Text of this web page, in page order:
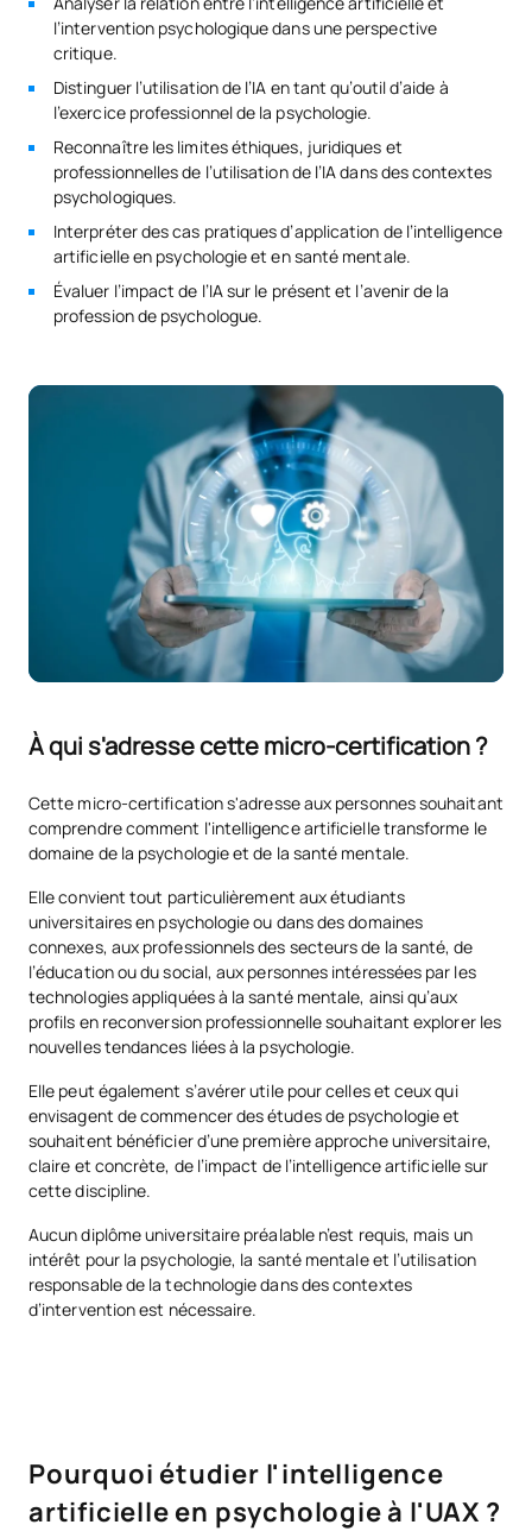
l’intervention psychologique dans une perspective
critique.
Distinguer l’utilisation de l’IA en tant qu’outil d’aide à
l’exercice professionnel de la psychologie.
Reconnaître les limites éthiques, juridiques et
professionnelles de l’utilisation de l’IA dans des contextes
psychologiques.
Interpréter des cas pratiques d’application de l’intelligence
artificielle en psychologie et en santé mentale.
Évaluer l’impact de l’IA sur le présent et l’avenir de la
profession de psychologue.
À qui s'adresse cette micro-certification ?
Cette micro-certification s'adresse aux personnes souhaitant
comprendre comment l'intelligence artificielle transforme le
domaine de la psychologie et de la santé mentale.
Elle convient tout particulièrement aux étudiants
universitaires en psychologie ou dans des domaines
connexes, aux professionnels des secteurs de la santé, de
l’éducation ou du social, aux personnes intéressées par les
technologies appliquées à la santé mentale, ainsi qu’aux
profils en reconversion professionnelle souhaitant explorer les
nouvelles tendances liées à la psychologie.
Elle peut également s’avérer utile pour celles et ceux qui
envisagent de commencer des études de psychologie et
souhaitent bénéficier d’une première approche universitaire,
claire et concrète, de l’impact de l’intelligence artificielle sur
cette discipline.
Aucun diplôme universitaire préalable n’est requis, mais un
intérêt pour la psychologie, la santé mentale et l’utilisation
responsable de la technologie dans des contextes
d’intervention est nécessaire.
Pourquoi étudier l'intelligence
artificielle en psychologie à l'UAX ?